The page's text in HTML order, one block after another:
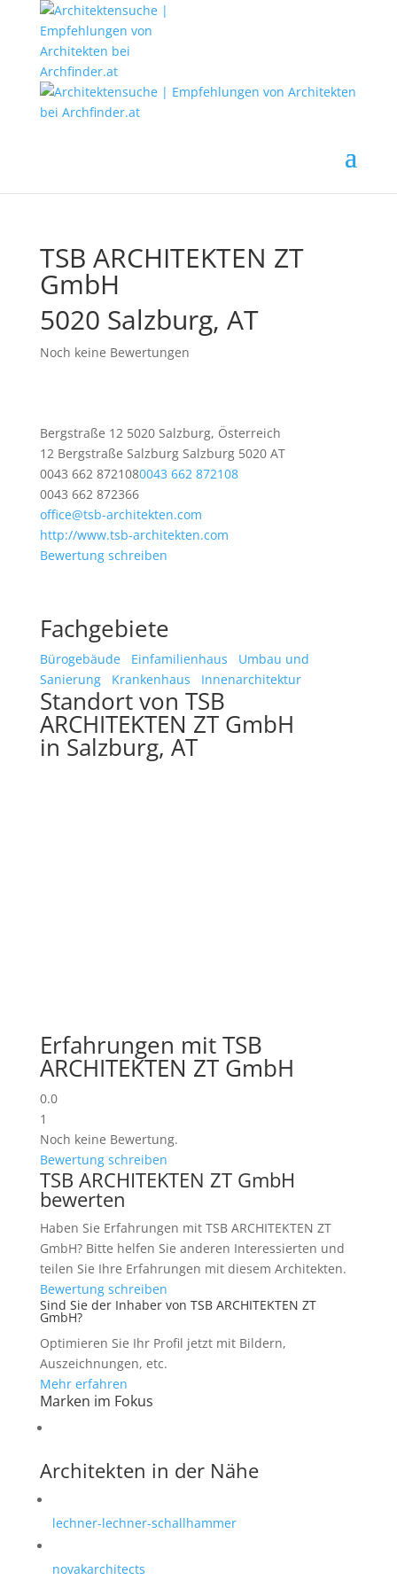
TSB ARCHITEKTEN ZT
GmbH
5020 Salzburg, AT
Noch keine Bewertungen
Bergstraße 12 5020 Salzburg, Österreich
12 Bergstraße Salzburg Salzburg 5020 AT
0043 662 8721080043 662 872108
0043 662 872366
office@tsb-architekten.com
http://www.tsb-architekten.com
Bewertung schreiben
Fachgebiete
Bürogebäude Einfamilienhaus
Umbau und
Sanierung
Krankenhaus Innenarchitektur
Standort von TSB
ARCHITEKTEN ZT GmbH
in Salzburg, AT
Erfahrungen mit TSB
ARCHITEKTEN ZT GmbH
0.0
1
Noch keine Bewertung.
Bewertung schreiben
TSB ARCHITEKTEN ZT GmbH
bewerten
Haben Sie Erfahrungen mit TSB ARCHITEKTEN ZT
GmbH? Bitte helfen Sie anderen Interessierten und
teilen Sie Ihre Erfahrungen mit diesem Architekten.
Bewertung schreiben
Sind Sie der Inhaber von TSB ARCHITEKTEN ZT
GmbH?
Optimieren Sie Ihr Profil jetzt mit Bildern,
Auszeichnungen, etc.
Mehr erfahren
Marken im Fokus
Architekten in der Nähe
lechner-lechner-schallhammer
novakarchitects